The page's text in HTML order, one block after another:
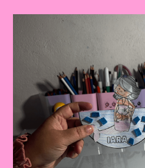
Personagem
De
Atividades
Com
Personagens
Do
Folclore
Brasileiro
Na
Educação
Infantil